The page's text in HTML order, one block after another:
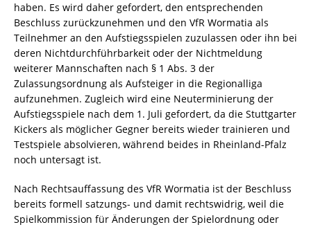
haben. Es wird daher gefordert, den entsprechenden
Beschluss zurückzunehmen und den VfR Wormatia als
Teilnehmer an den Aufstiegsspielen zuzulassen oder ihn bei
deren Nichtdurchführbarkeit oder der Nichtmeldung
weiterer Mannschaften nach § 1 Abs. 3 der
Zulassungsordnung als Aufsteiger in die Regionalliga
aufzunehmen. Zugleich wird eine Neuterminierung der
Aufstiegsspiele nach dem 1. Juli gefordert, da die Stuttgarter
Kickers als möglicher Gegner bereits wieder trainieren und
Testspiele absolvieren, während beides in Rheinland-Pfalz
noch untersagt ist.
Nach Rechtsauffassung des VfR Wormatia ist der Beschluss
bereits formell satzungs- und damit rechtswidrig, weil die
Spielkommission für Änderungen der Spielordnung oder